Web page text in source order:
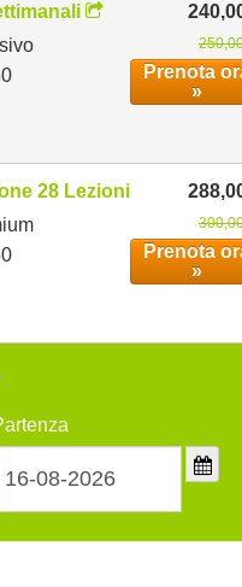
Prenota
»
28 Lezioni settimanali
Prenota
»